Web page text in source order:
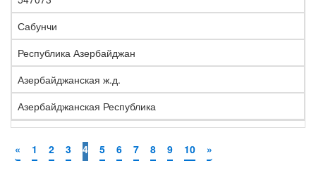
Сабунчи
Республика Азербайджан
Азербайджанская ж.д.
Азербайджанская Республика
« 1 2 3 4 5 6 7 8 9 10 »